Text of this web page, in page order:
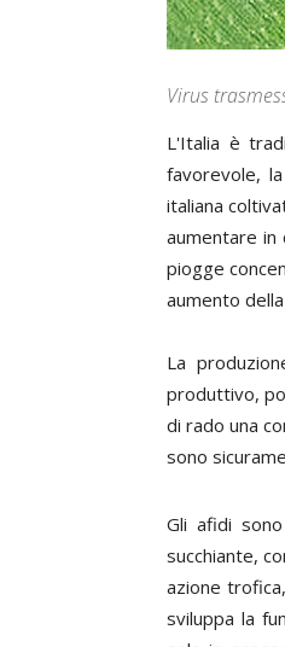
Virus
L'Italia è
favorevole,
italiana
aumentare in
piogge
aumento
La
produttivo,
di rado una
sono
Gli afidi
succhiante,
azione
sviluppa la